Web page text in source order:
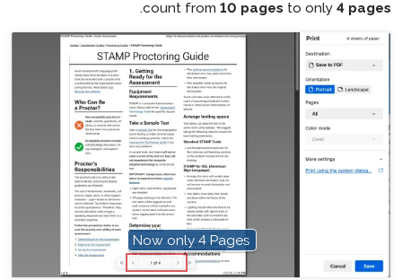
count from
.
hotspot